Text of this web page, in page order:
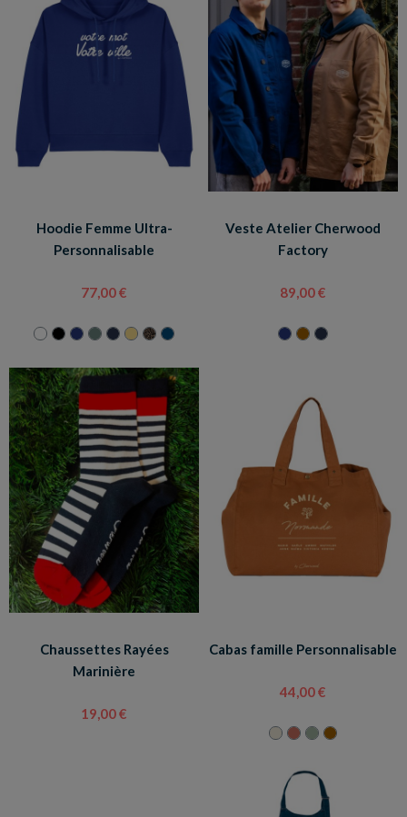
Hoodie Femme Ultra-
Personnalisable
77,00 €
Veste Atelier Cherwood
Factory
89,00 €
Chaussettes Rayées
Marinière
19,00 €
Cabas famille Personnalisable
44,00 €